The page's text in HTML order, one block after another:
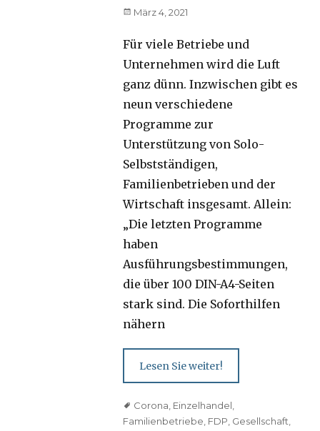
Posted
März 4, 2021
Für viele Betriebe und
Unternehmen wird die Luft
ganz dünn. Inzwischen gibt es
neun verschiedene
Programme zur
Unterstützung von Solo-
Selbstständigen,
Familienbetrieben und der
Wirtschaft insgesamt. Allein:
„Die letzten Programme
haben
Ausführungsbestimmungen,
die über 100 DIN-A4-Seiten
stark sind. Die Soforthilfen
nähern
Lesen Sie weiter!
TagsCorona Einzelhandel
Familienbetriebe FDP Gesellschaft